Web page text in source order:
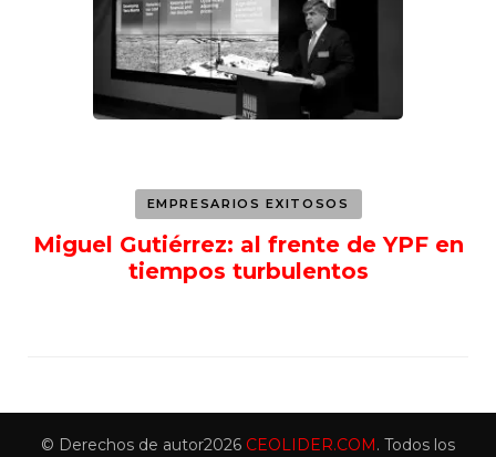
EMPRESARIOS EXITOSOS
Miguel Gutiérrez: al frente de YPF en
tiempos turbulentos
© Derechos de autor2026 CEOLIDER.COM . Todos los